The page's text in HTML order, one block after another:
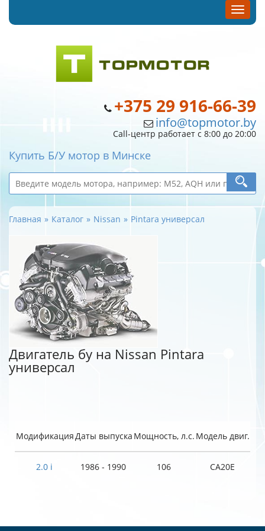
+375 29 916-66-39
info@topmotor.by
Call-центр работает с 8:00 до 20:00
Купить Б/У мотор в Минске
Главная Каталог Nissan Pintara универсал
Двигатель бу на Nissan Pintara
универсал
МодификацияДаты выпуска Мощность, л.с. Модель двиг.
2.0 i 1986 - 1990 106 CA20E